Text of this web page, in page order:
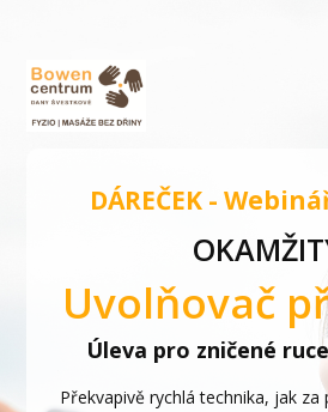
DÁREČEK -
Uvolňovač
Úleva pro zničené
Překvapivě rychlá technika, jak